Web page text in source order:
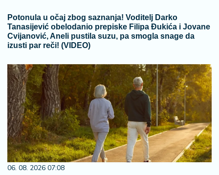
Potonula u očaj zbog saznanja! Voditelj Darko
Tanasijević obelodanio prepiske Filipa Đukića i Jovane
Cvijanović, Aneli pustila suzu, pa smogla snage da
izusti par reči! (VIDEO)
06. 08. 2026 07:08